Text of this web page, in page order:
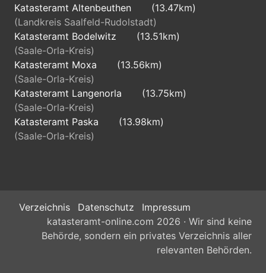
Katasteramt Altenbeuthen
(13.47km)
(Landkreis Saalfeld-Rudolstadt)
Katasteramt Bodelwitz
(13.51km)
(Saale-Orla-Kreis)
Katasteramt Moxa
(13.56km)
(Saale-Orla-Kreis)
Katasteramt Langenorla
(13.75km)
(Saale-Orla-Kreis)
Katasteramt Paska
(13.98km)
(Saale-Orla-Kreis)
Verzeichnis Datenschutz
Impressum
katasteramt-online.com 2026 · Wir sind keine
Behörde, sondern ein privates Verzeichnis aller
relevanten Behörden.